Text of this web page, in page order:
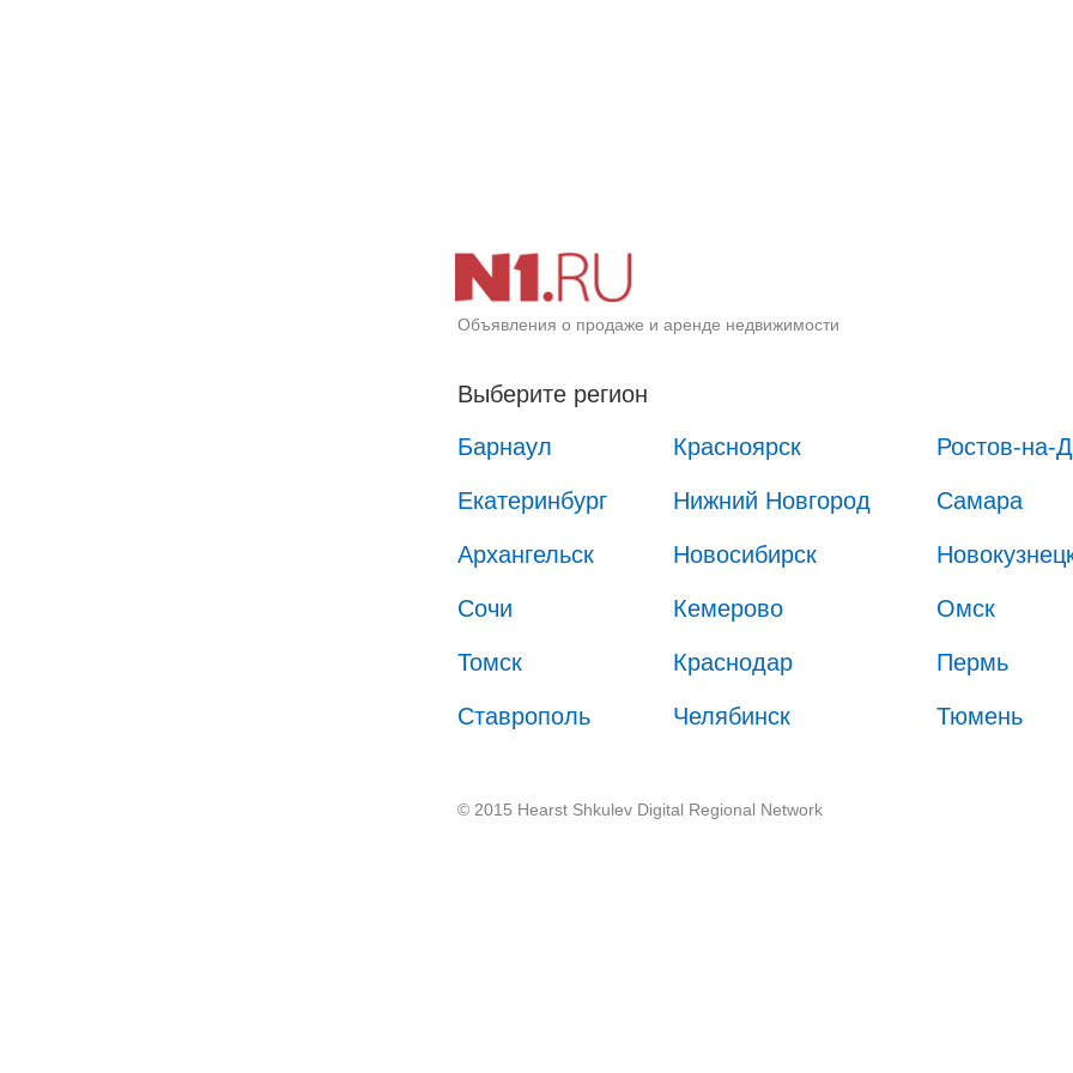
Объявления о продаже и аренде недвижимости
Выберите регион
Барнаул
Красноярск Ростов-на-
Екатеринбург Нижний Новгород Самара
Архангельск Новосибирск
Сочи Кемерово Омск
Томск Краснодар Пермь
Ставрополь Челябинск Тюмень
© 2015 Hearst Shkulev Digital Regional Network